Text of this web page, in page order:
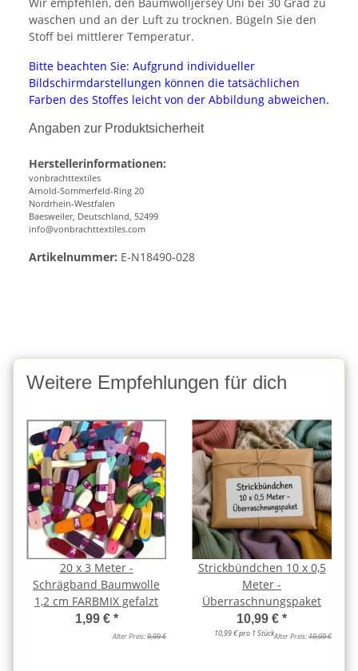
waschen und an der Luft zu trocknen. Bügeln Sie den
Stoff bei mittlerer Temperatur.
Bitte beachten Sie: Aufgrund individueller
Bildschirmdarstellungen können die tatsächlichen
Farben des Stoffes leicht von der Abbildung abweichen.
Angaben zur Produktsicherheit
Herstellerinformationen:
vonbrachttextiles
Arnold-Sommerfeld-Ring 20
Nordrhein-Westfalen
Baesweiler, Deutschland, 52499
info@vonbrachttextiles.com
Artikelnummer: E-N18490-028
Weitere Empfehlungen für dich
20 x 3 Meter -
Schrägband Baumwolle
1,2 cm FARBMIX gefalzt
1,99 € *
Alter Preis:9,99 €
Strickbündchen 10 x 0,5
Meter -
Überraschnungspaket
10,99 € *
10,99 € pro 1 StückAlter Preis:19,99 €